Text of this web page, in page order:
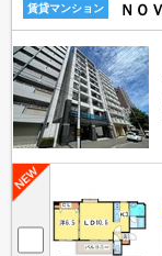
賃貸マンション ＮＯ